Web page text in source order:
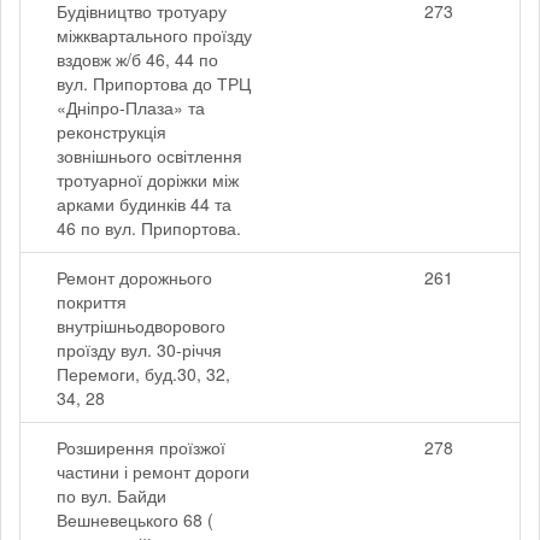
Будівництво тротуару
міжквартального проїзду
вздовж ж/б 46, 44 по
вул. Припортова до ТРЦ
«Дніпро-Плаза» та
реконструкція
зовнішнього освітлення
тротуарної доріжки між
арками будинків 44 та
46 по вул. Припортова.
273
Ремонт дорожнього
покриття
внутрішньодворового
проїзду вул. 30-річчя
Перемоги, буд.30, 32,
34, 28
261
Розширення проїзжої
частини і ремонт дороги
по вул. Байди
Вешневецького 68 (
278